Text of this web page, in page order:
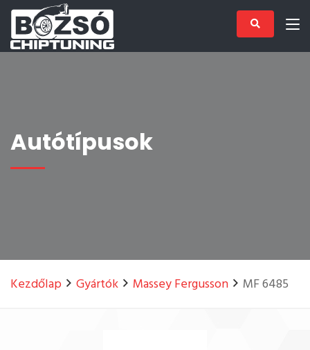
Autótípusok
Kezdőlap Gyártók Massey Fergusson MF 6485